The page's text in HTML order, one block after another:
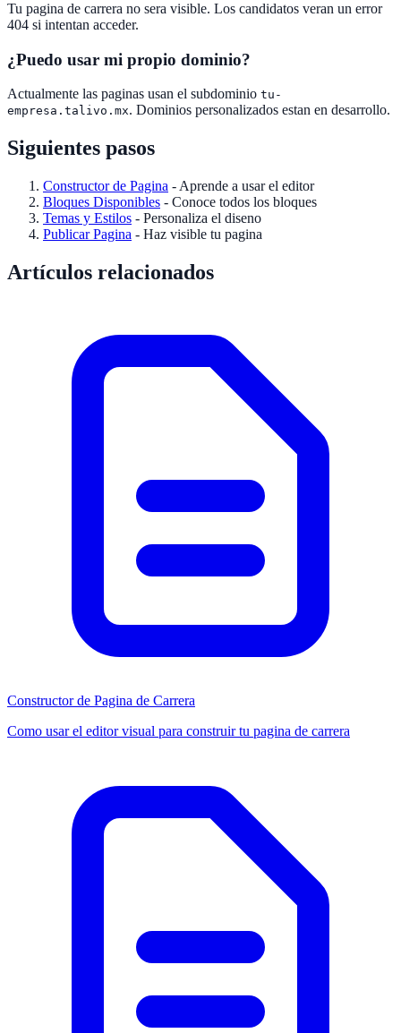
Tu pagina de carrera no sera visible. Los candidatos veran un error
404 si intentan acceder.
¿Puedo usar mi propio dominio?
Actualmente las paginas usan el subdominio tu-
empresa.talivo.mx. Dominios personalizados estan en desarrollo.
Siguientes pasos
Constructor de Pagina - Aprende a usar el editor
Bloques Disponibles - Conoce todos los bloques
Temas y Estilos - Personaliza el diseno
Publicar Pagina - Haz visible tu pagina
Artículos relacionados
Constructor de Pagina de Carrera
Como usar el editor visual para construir tu pagina de carrera